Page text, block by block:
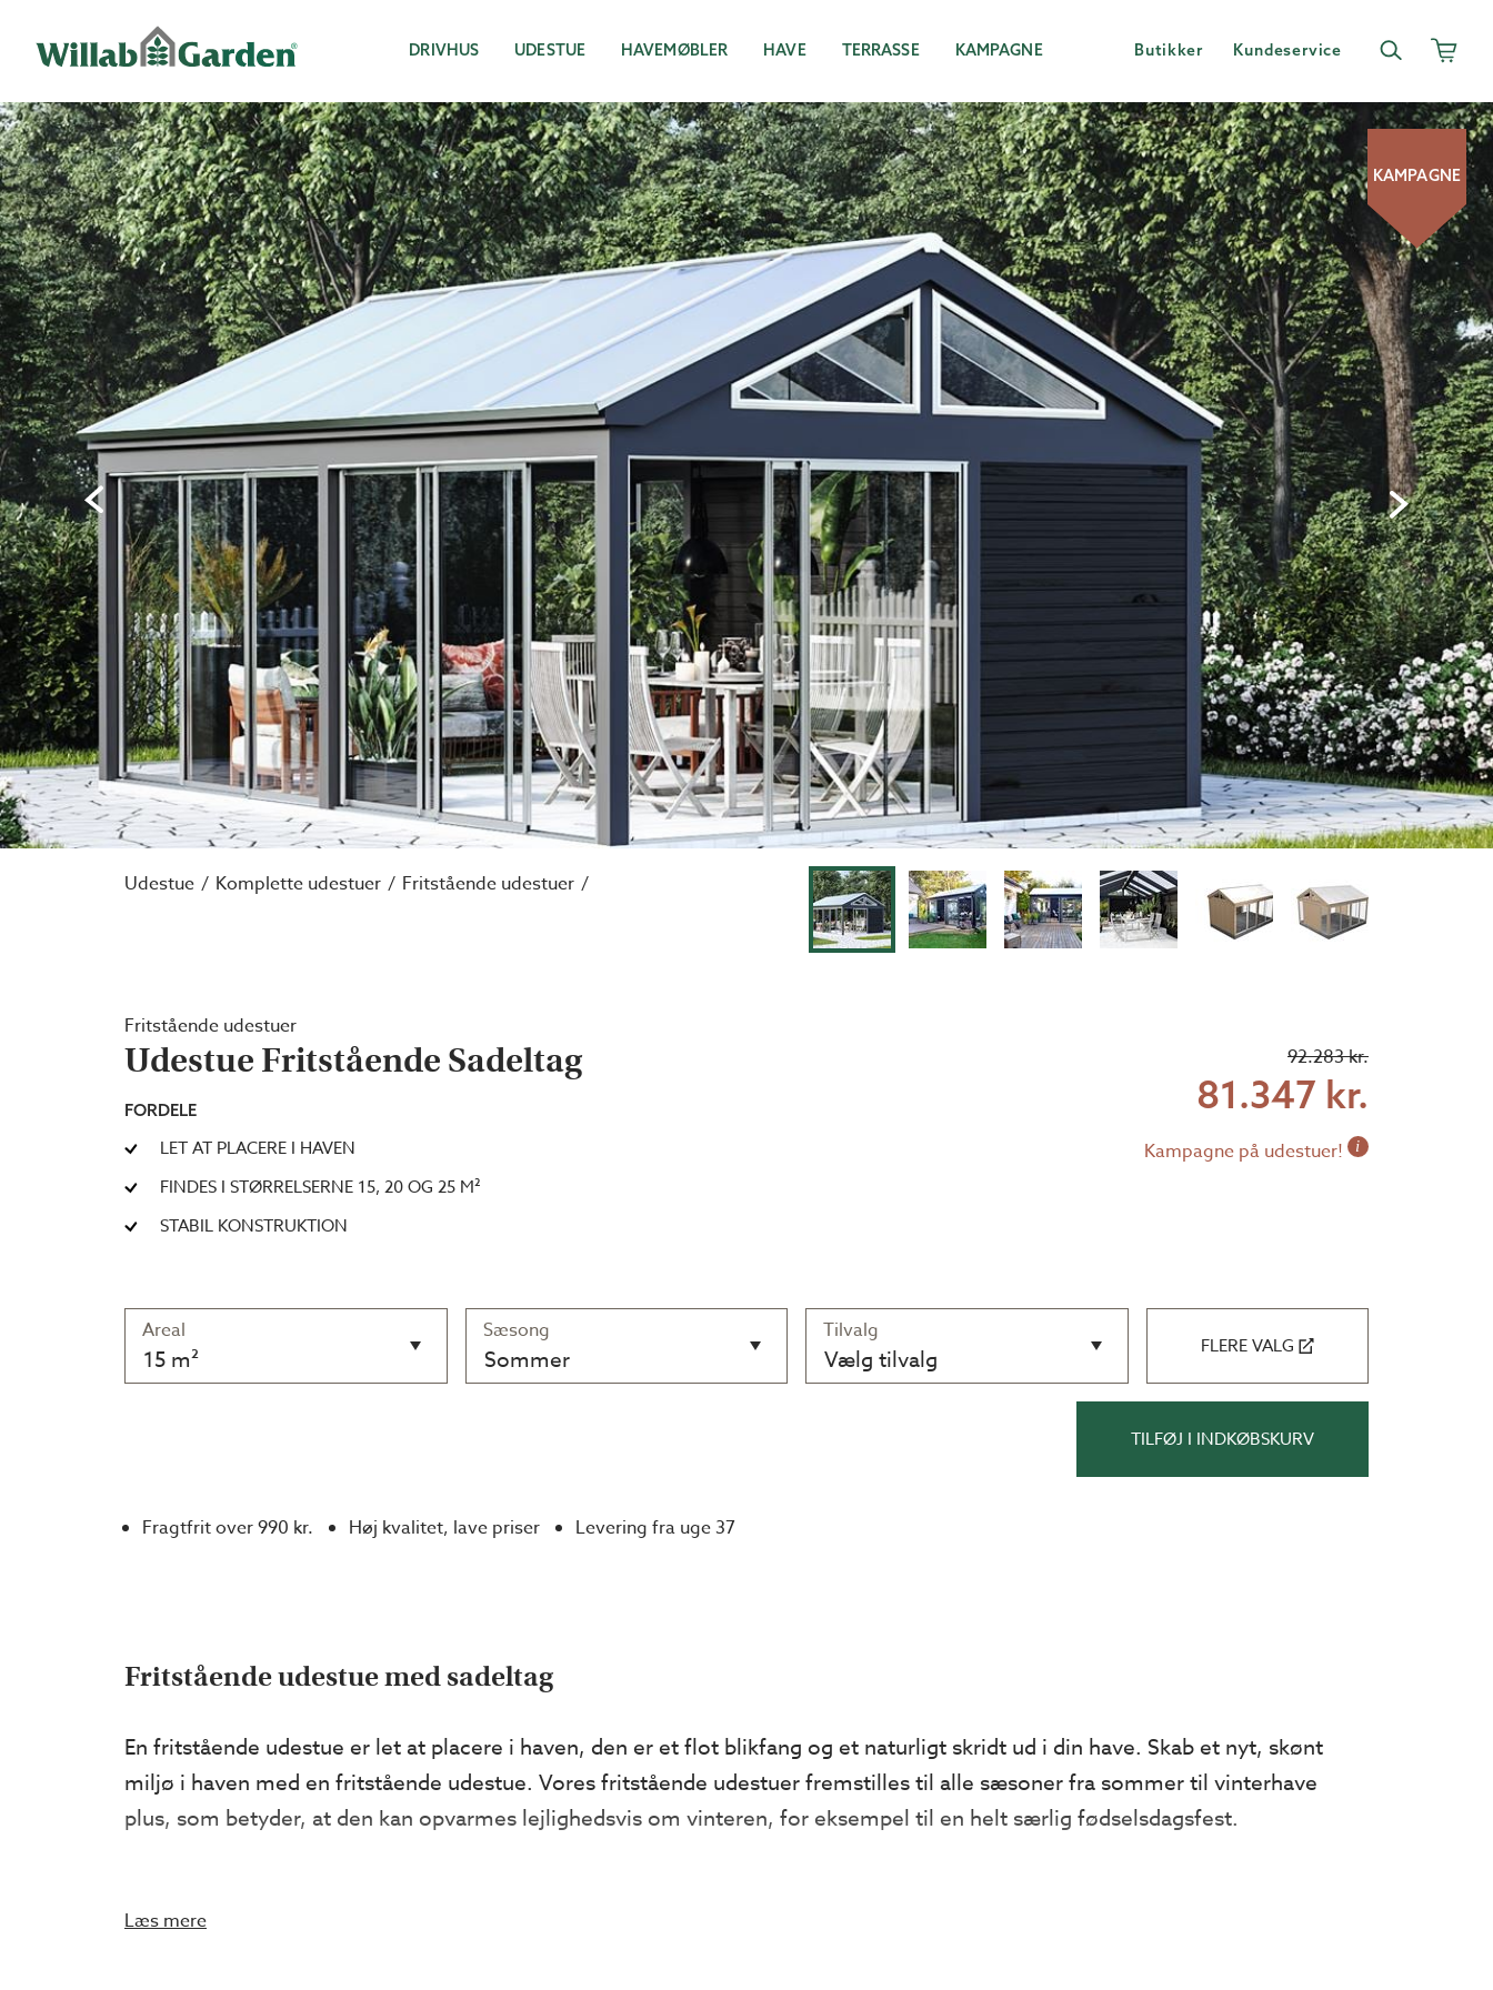
DRIVHUS UDESTUE HAVEMØBLER HAVE TERRASSE KAMPAGNE Butikker Kundeservice
KAMPAGNE
Udestue Komplette udestuer Fritstående udestuer
Fritstående udestuer
Udestue Fritstående Sadeltag
FORDELE
LET AT PLACERE I HAVEN
FINDES I STØRRELSERNE 15, 20 OG 25 M²
STABIL KONSTRUKTION
92.283 kr.
81.347 kr.
Kampagne på udestuer! i
Areal
15 m²
Sæsong
Sommer
Tilvalg
Vælg tilvalg FLERE VALG
TILFØJ I INDKØBSKURV
Fragtfrit over 990 kr. Høj kvalitet, lave priser Levering fra uge 37
Fritstående udestue med sadeltag
En fritstående udestue er let at placere i haven, den er et flot blikfang og et naturligt skridt ud i din have. Skab et nyt, skønt
miljø i haven med en fritstående udestue. Vores fritstående udestuer fremstilles til alle sæsoner fra sommer til vinterhave
plus, som betyder, at den kan opvarmes lejlighedsvis om vinteren, for eksempel til en helt særlig fødselsdagsfest.
Læs mere